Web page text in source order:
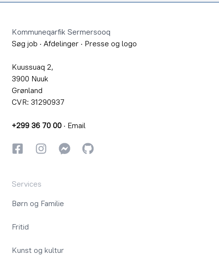
Kommuneqarfik Sermersooq
Søg job · Afdelinger · Presse og logo
Kuussuaq 2,
3900 Nuuk
Grønland
CVR: 31290937
+299 36 70 00 · Email
FacebookInstagramInstagram
GitHub
Services
Børn og Familie
Fritid
Kunst og kultur